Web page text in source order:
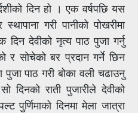
दिन हो । एक वर्षपछि यस
गरी पानीको पोखरीमा
दिन देवीको नृत्य पाठ पुजा गर्नु
र सोचेको बर प्रदान गर्ने छिन
पुजा पाठ गरी बोका वली चढाउनु
दिनको राती पुजारीले देवीको
पुर्णिमाको दिनमा मेला जात्रा